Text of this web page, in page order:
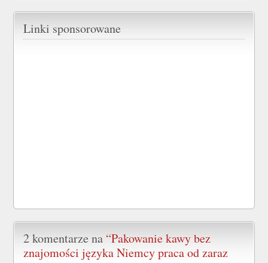
Linki sponsorowane
2 komentarze na “Pakowanie kawy bez
znajomości języka Niemcy praca od zaraz